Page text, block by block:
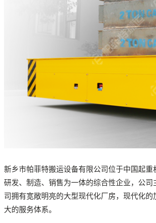
新乡市帕菲特搬运设备有限公司位于中国起
研发、制造、销售为一体的综合性企业，公
司拥有宽敞明亮的大型现代化厂房，现代化
大的服务体系。